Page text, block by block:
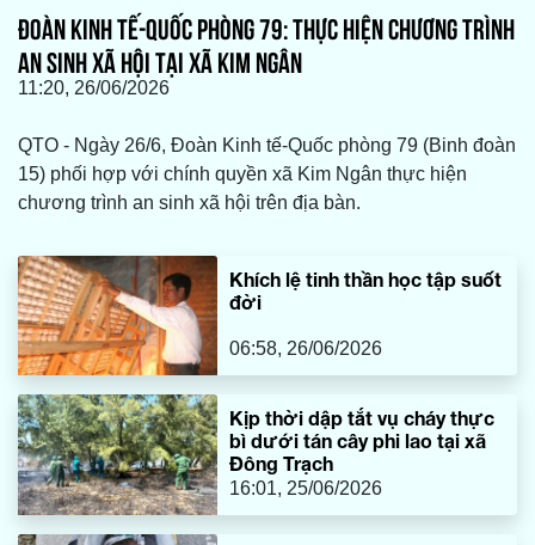
ĐOÀN KINH TẾ-QUỐC PHÒNG 79: THỰC HIỆN CHƯƠNG TRÌNH
AN SINH XÃ HỘI TẠI XÃ KIM NGÂN
11:20, 26/06/2026
QTO - Ngày 26/6, Đoàn Kinh tế-Quốc phòng 79 (Binh đoàn
15) phối hợp với chính quyền xã Kim Ngân thực hiện
chương trình an sinh xã hội trên địa bàn.
Khích lệ tinh thần học tập suốt
đời
06:58, 26/06/2026
Kịp thời dập tắt vụ cháy thực
bì dưới tán cây phi lao tại xã
Đông Trạch
16:01, 25/06/2026